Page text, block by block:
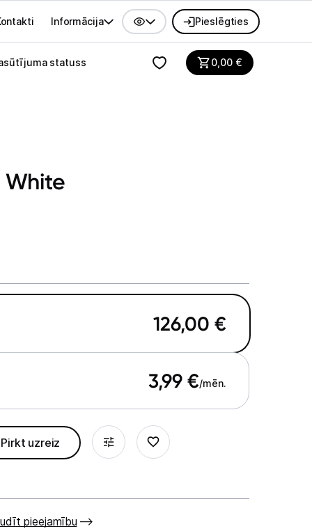
izvēlne
Informācija Pieslēgties
statuss 0,00€
White
126,00 €
3,99 €/mēn.
Pirkt uzreiz
pieejamību